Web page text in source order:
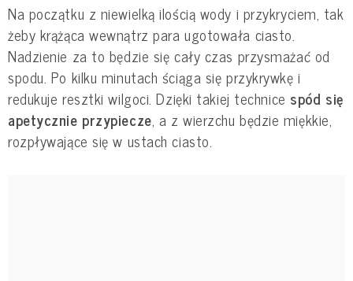
Na początku z niewielką ilością wody i przykryciem, tak
żeby krążąca wewnątrz para ugotowała ciasto.
Nadzienie za to będzie się cały czas przysmażać od
spodu. Po kilku minutach ściąga się przykrywkę i
redukuje resztki wilgoci. Dzięki takiej technice spód się
apetycznie przypiecze, a z wierzchu będzie miękkie,
rozpływające się w ustach ciasto.